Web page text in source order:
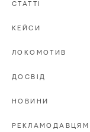
СТАТТІ
КЕЙСИ
ЛОКОМОТИВ
ДОСВІД
НОВИНИ
РЕКЛАМОДАВЦЯМ